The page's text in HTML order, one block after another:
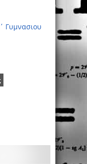
Γυμνασιου